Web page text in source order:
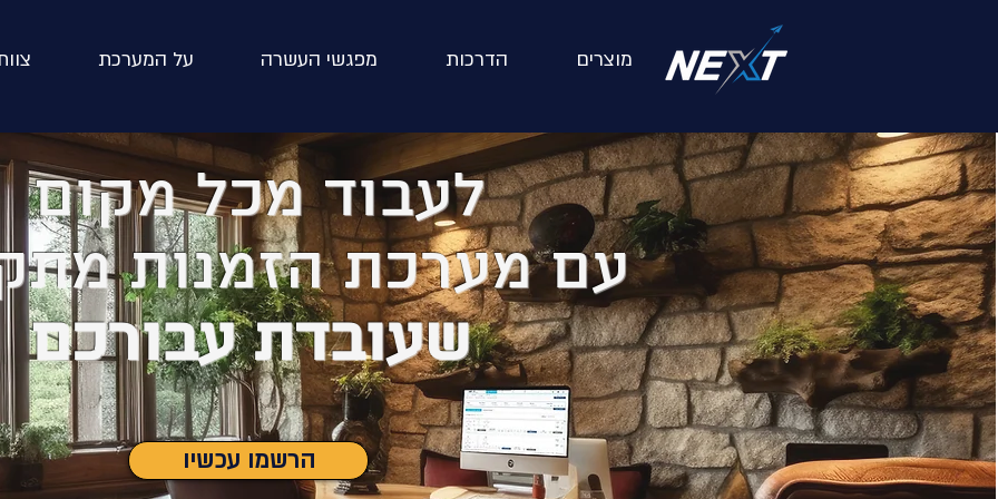
מוצרים הדרכות מפגשי העשרה על המערכת
לעבוד מכל מקום
עם מערכת הזמנות
שעובדת עבורכם
הרשמו עכשיו